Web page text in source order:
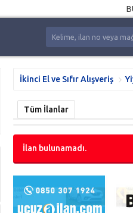
İkinci El ve Sıfır Alışveriş
Tüm İlanlar
İlan bulunamadı.